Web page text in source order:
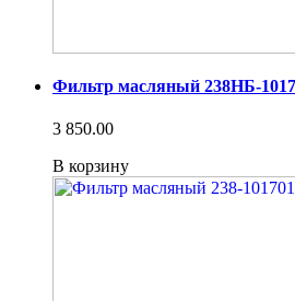
Фильтр масляный 238НБ-
3 850.00
В корзину